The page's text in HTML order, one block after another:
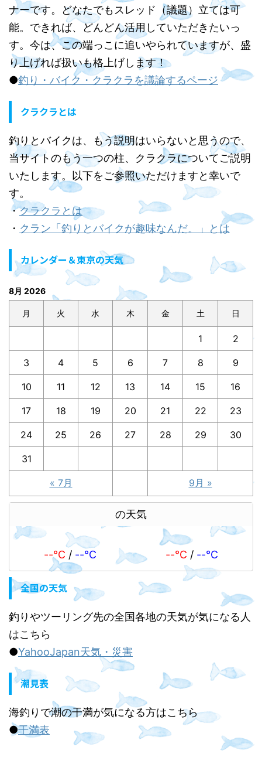
ナーです。どなたでもスレッド（議題）立ては可
能。できれば、どんどん活用していただきたいっ
す。今は、この端っこに追いやられていますが、盛
り上げれば扱いも格上げします！
●釣り・バイク・クラクラを議論するページ
クラクラとは
釣りとバイクは、もう説明はいらないと思うので、
当サイトのもう一つの柱、クラクラについてご説明
いたします。以下をご参照いただけますと幸いで
す。
・クラクラとは
・ クラン「釣りとバイクが趣味なんだ。」とは
カレンダー＆東京の天気
8月 2026
月 火 水 木 金 土 日
1 2
3 4 5 6 7 8 9
10 11 12 13 14 15 16
17 18 19 20 21 22 23
24 25 26 27 28 29 30
31
« 7月 9月 »
の天気
--℃ / --℃ --℃ / --℃
全国の天気
釣りやツーリング先の全国各地の天気が気になる人
はこちら
●YahooJapan天気・災害
潮見表
海釣りで潮の干満が気になる方はこちら
●干満表